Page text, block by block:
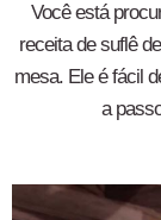
Você está
receita de suflê
mesa. Ele é fácil
a